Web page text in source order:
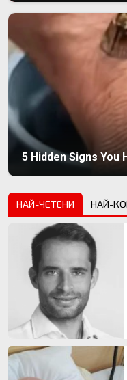
5 Hidden Signs You
НАЙ-ЧЕТЕНИ НАЙ-